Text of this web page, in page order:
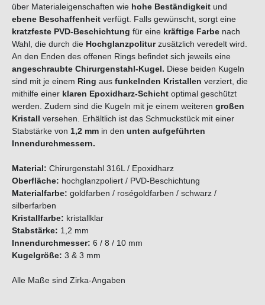
über Materialeigenschaften wie hohe Beständigkeit und
ebene Beschaffenheit verfügt. Falls gewünscht, sorgt eine
kratzfeste PVD-Beschichtung für eine kräftige Farbe nach
Wahl, die durch die Hochglanzpoliturzusätzlich veredelt wird.
An den Enden des offenen Rings befindet sich jeweils eine
angeschraubte Chirurgenstahl-Kugel. Diese beiden Kugeln
sind mit je einem Ring aus funkelnden Kristallen verziert, die
mithilfe einer klaren Epoxidharz-Schicht optimal geschützt
werden. Zudem sind die Kugeln mit je einem weiteren großen
Kristall versehen. Erhältlich ist das Schmuckstück mit einer
Stabstärke von 1,2 mm in den unten aufgeführten
Innendurchmessern.
Material: Chirurgenstahl 316L / Epoxidharz
Oberfläche: hochglanzpoliert / PVD-Beschichtung
Materialfarbe: goldfarben / roségoldfarben / schwarz /
silberfarben
Kristallfarbe: kristallklar
Stabstärke: 1,2 mm
Innendurchmesser: 6 / 8 / 10 mm
Kugelgröße: 3 & 3 mm
Alle Maße sind Zirka-Angaben